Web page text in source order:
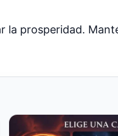
la prosperidad.